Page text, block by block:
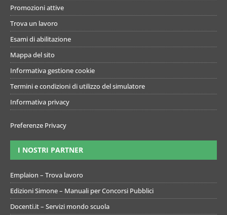
Promozioni attive
Trova un lavoro
Esami di abilitazione
Mappa del sito
Informativa gestione cookie
Termini e condizioni di utilizzo del simulatore
Informativa privacy
Preferenze Privacy
I NOSTRI PARTNER
Emplaion – Trova lavoro
Edizioni Simone – Manuali per Concorsi Pubblici
Docenti.it – Servizi mondo scuola